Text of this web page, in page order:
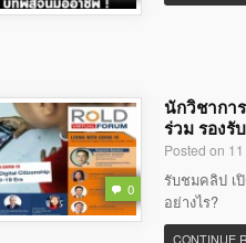
0
นักวิชากา
ร่วม รองรั
Posted on
รับชมคลิป เ
อย่างไร?
CONTINUE